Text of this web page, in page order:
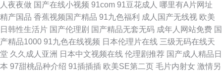
人夜夜做 国产在线小视频 91com 91豆花成人 哪里有A片网址
精产国品 香蕉视频国产精品 91九色福利 成人国产无线视 欧美
日韩性生活片 国产伦理剧 国产精品无套无码 成年人网站免费 国
产精品1000 91九色在线视频 日本伦理片在线 三级无码在线天
堂 久久成人亚洲 日本中文视频在线 伦理剧推荐 国产成人精品日
本 97甜桃品种介绍 91插插插 欧美SE第二页 毛片内射女 激情另